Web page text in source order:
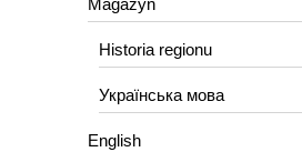
Magazyn
Historia regionu
Українська мова
English